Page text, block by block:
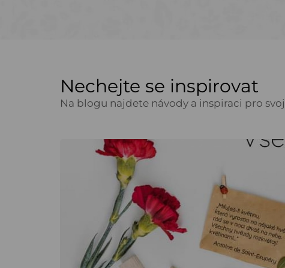
Nechejte se inspirovat
Na blogu najdete návody a inspiraci pro